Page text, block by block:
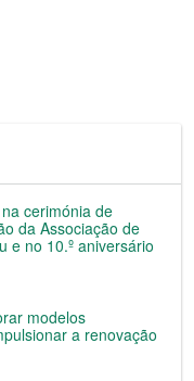
cerimónia de
da Associação de
e no 10.º aniversário
modelos
a renovação